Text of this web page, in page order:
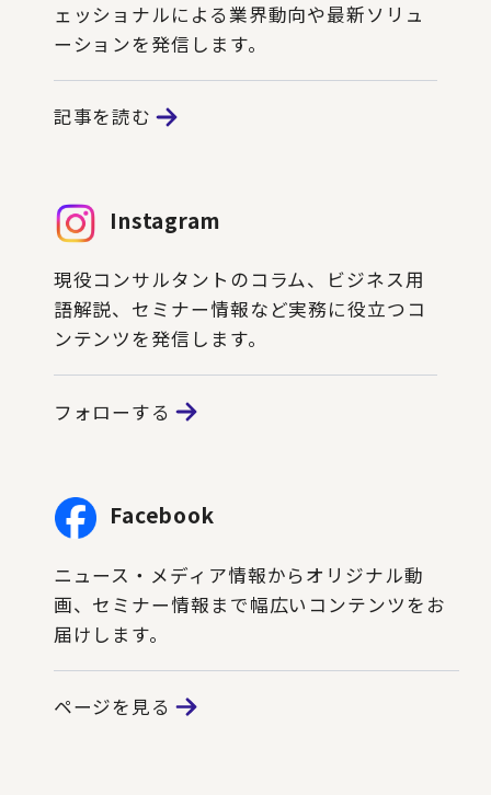
ェッショナルによる業界動向や最新ソリュ
ーションを発信します。
記事を読む
Instagram
現役コンサルタントのコラム、ビジネス用
語解説、セミナー情報など実務に役立つコ
ンテンツを発信します。
フォローする
Facebook
ニュース・メディア情報からオリジナル動
画、セミナー情報まで幅広いコンテンツをお
届けします。
ページを見る